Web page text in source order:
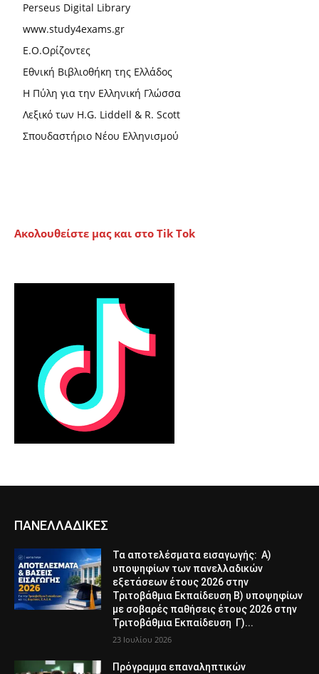
Perseus Digital Library
www.study4exams.gr
Ε.Ο.Ορίζοντες
Εθνική Βιβλιοθήκη της Ελλάδος
Η Πύλη για την Ελληνική Γλώσσα
Λεξικό των H.G. Liddell & R. Scott
Σπουδαστήριο Νέου Ελληνισμού
Ακολουθείστε μας και στο Tik Tok
ΠΑΝΕΛΛΑΔΙΚΕΣ
Τα αποτελέσματα εισαγωγής: Α)
υποψηφίων των πανελλαδικών
εξετάσεων έτους 2026 στην
Τριτοβάθμια Εκπαίδευση Β) υποψηφίων
με σοβαρές παθήσεις έτους 2026 στην
Τριτοβάθμια Εκπαίδευση Γ)...
23 Ιουλίου 2026
Πρόγραμμα επαναληπτικών